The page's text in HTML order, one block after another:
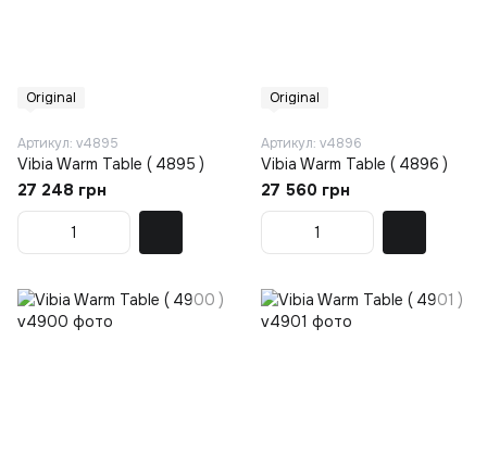
Original
Артикул: v4895
Vibia Warm Table ( 4895 )
27 248 грн
Original
Артикул: v4896
Vibia Warm Table ( 4896 )
27 560 грн